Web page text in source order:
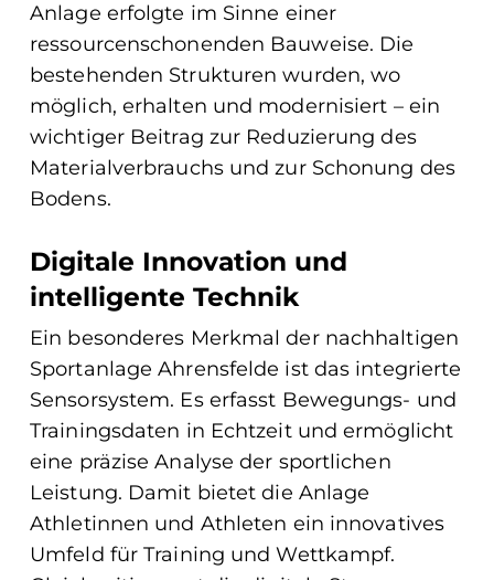
Anlage erfolgte im Sinne einer
ressourcenschonenden Bauweise. Die
bestehenden Strukturen wurden, wo
möglich, erhalten und modernisiert – ein
wichtiger Beitrag zur Reduzierung des
Materialverbrauchs und zur Schonung des
Bodens.
Digitale Innovation und
intelligente Technik
Ein besonderes Merkmal der nachhaltigen
Sportanlage Ahrensfelde ist das integrierte
Sensorsystem. Es erfasst Bewegungs- und
Trainingsdaten in Echtzeit und ermöglicht
eine präzise Analyse der sportlichen
Leistung. Damit bietet die Anlage
Athletinnen und Athleten ein innovatives
Umfeld für Training und Wettkampf.